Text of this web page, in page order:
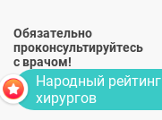
Обязательно
проконсультируйтесь
с врачом!
Народный рейтинг
хирургов